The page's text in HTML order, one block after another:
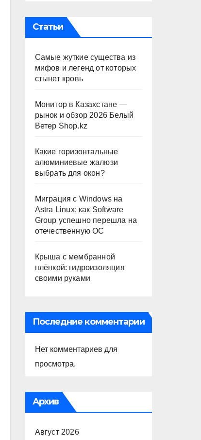
Статьи
Самые жуткие существа из
мифов и легенд от которых
стынет кровь
Монитор в Казахстане —
рынок и обзор 2026 Белый
Ветер Shop.kz
Какие горизонтальные
алюминиевые жалюзи
выбрать для окон?
Миграция с Windows на
Astra Linux: как Software
Group успешно перешла на
отечественную ОС
Крыша с мембранной
плёнкой: гидроизоляция
своими руками
Последние комментарии
Нет комментариев для
просмотра.
Архив
Август 2026